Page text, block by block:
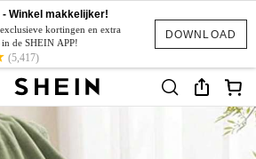
DOWNLOAD
- Winkel makkelijker!
kortingen en extra
de SHEIN APP!
(5,417)